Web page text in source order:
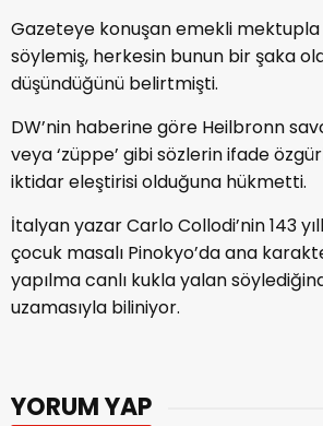
Gazeteye konuşan emekli mektupla
söylemiş, herkesin bunun bir şaka
düşündüğünü belirtmişti.
DW’nin haberine göre Heilbronn
veya ‘züppe’ gibi sözlerin ifade
iktidar eleştirisi olduğuna hükmetti.
İtalyan yazar Carlo Collodi’nin 143
çocuk masalı Pinokyo’da ana
yapılma canlı kukla yalan
uzamasıyla biliniyor.
YORUM YAP